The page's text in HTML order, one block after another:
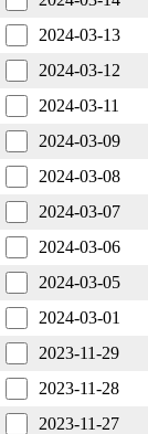
2024-03-13
2024-03-12
2024-03-11
2024-03-09
2024-03-08
2024-03-07
2024-03-06
2024-03-05
2024-03-01
2023-11-29
2023-11-28
2023-11-27